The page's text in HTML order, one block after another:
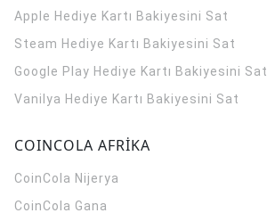
Apple Hediye Kartı Bakiyesini Sat
Steam Hediye Kartı Bakiyesini Sat
Google Play Hediye Kartı Bakiyesini Sat
Vanilya Hediye Kartı Bakiyesini Sat
COINCOLA AFRİKA
CoinCola Nijerya
CoinCola Gana